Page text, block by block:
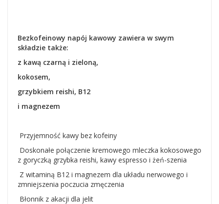
Bezkofeinowy napój kawowy zawiera w swym
składzie także:
z kawą czarną i zieloną,
kokosem,
grzybkiem reishi, B12
i magnezem
Przyjemność kawy bez kofeiny
Doskonałe połączenie kremowego mleczka kokosowego
z goryczką grzybka reishi, kawy espresso i żeń-szenia
Z witaminą B12 i magnezem dla układu nerwowego i
zmniejszenia poczucia zmęczenia
Błonnik z akacji dla jelit